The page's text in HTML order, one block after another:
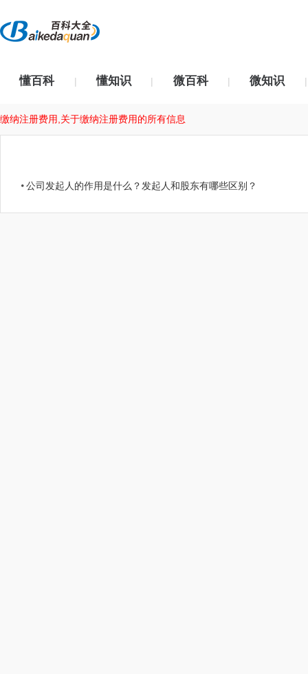
懂百科 | 懂知识 | 微百科 | 微知识 |
缴纳注册费用,关于缴纳注册费用的所有信息
公司发起人的作用是什么？发起人和股东有哪些区别？